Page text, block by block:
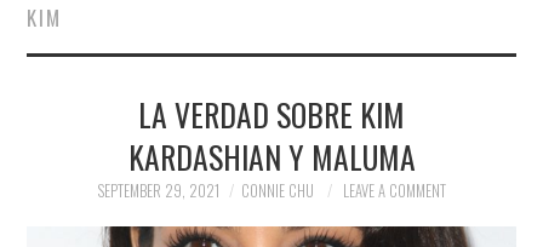
FINANCE
SOCIETY
KIM
LA VERDAD SOBRE KIM
KARDASHIAN Y MALUMA
SEPTEMBER 29, 2021 CONNIE CHU LEAVE A COMMENT